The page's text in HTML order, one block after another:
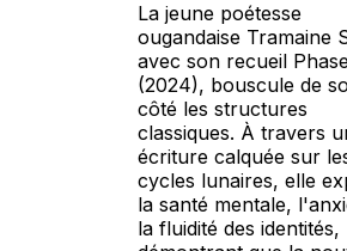
La jeune poétesse
ougandaise Tramaine
avec son recueil
(2024), bouscule de
côté les structures
classiques. À travers
écriture calquée sur
cycles lunaires, elle
la santé mentale,
la fluidité des identités,